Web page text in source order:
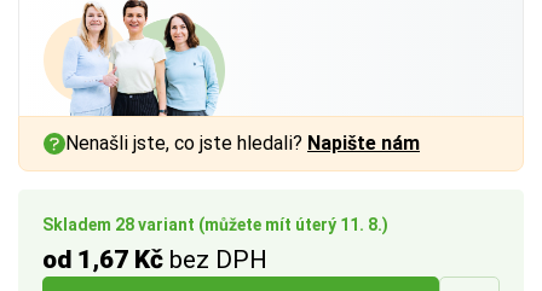
Skladem 28 variant (můžete mít úterý 11. 8.)
od 1,67 Kč bez DPH
Nenašli jste, co jste hledali? Napište nám
FSC® (Forest Stewardship Council) zaručuje, že
použitý papír nebo karton pochází z odpovědně a
udržitelně spravovaných lesů. Výrobky s tímto
označením podporují šetrné hospodaření
s přírodními zdroji.